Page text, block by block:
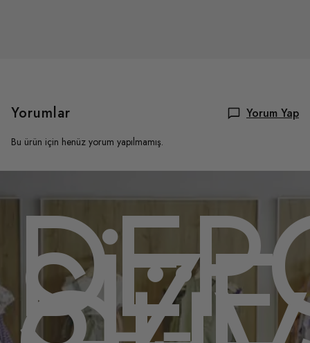
Yorumlar Yorum Yap
Bu ürün için henüz yorum yapılmamış.